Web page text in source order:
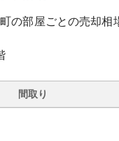
の部屋ごとの売却相
間取り